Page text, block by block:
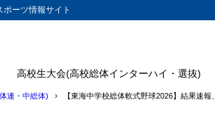
ーツ情報サイト
高校生大会(高校総体インターハイ・選抜)
連・中総体) 【東海中学校総体軟式野球2026】結果速